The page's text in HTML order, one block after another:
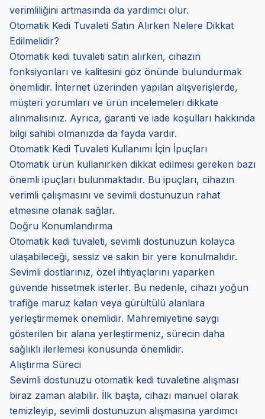
verimliliğini artmasında da yardımcı olur.
Otomatik Kedi Tuvaleti Satın Alırken Nelere Dikkat
Edilmelidir?
Otomatik kedi tuvaleti satın alırken, cihazın
fonksiyonları ve kalitesini göz önünde bulundurmak
önemlidir. İnternet üzerinden yapılan alışverişlerde,
müşteri yorumları ve ürün incelemeleri dikkate
alınmalısınız. Ayrıca, garanti ve iade koşulları hakkında
bilgi sahibi olmanızda da fayda vardır.
Otomatik Kedi Tuvaleti Kullanımı İçin İpuçları
Otomatik ürün kullanırken dikkat edilmesi gereken bazı
önemli ipuçları bulunmaktadır. Bu ipuçları, cihazın
verimli çalışmasını ve sevimli dostunuzun rahat
etmesine olanak sağlar.
Doğru Konumlandırma
Otomatik kedi tuvaleti, sevimli dostunuzun kolayca
ulaşabileceği, sessiz ve sakin bir yere konulmalıdır.
Sevimli dostlarınız, özel ihtiyaçlarını yaparken
güvende hissetmek isterler. Bu nedenle, cihazı yoğun
trafiğe maruz kalan veya gürültülü alanlara
yerleştirmemek önemlidir. Mahremiyetine saygı
gösterilen bir alana yerleştirmeniz, sürecin daha
sağlıklı ilerlemesi konusunda önemlidir.
Alıştırma Süreci
Sevimli dostunuzu otomatik kedi tuvaletine alışması
biraz zaman alabilir. İlk başta, cihazı manuel olarak
temizleyip, sevimli dostunuzun alışmasına yardımcı